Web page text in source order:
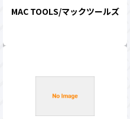
MAC TOOLS/マックツールズ